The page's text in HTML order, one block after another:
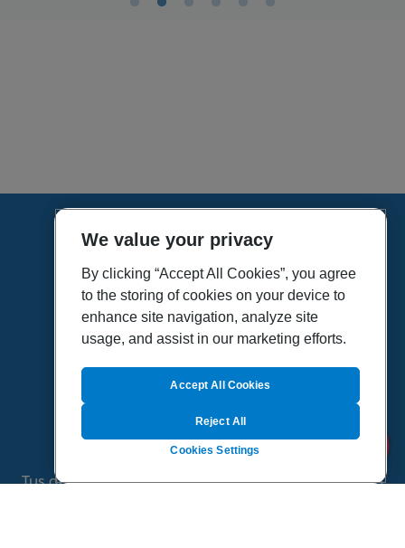
HOME
VÍDEOS
POLÍTICA DE PRIVACIDAD
POLÍTICA DE COOKIES
MAPA DEL SITIO
QUIENES SOMOS
Tus dudas de salud es un proyecto de Sanitas, todo
We value your privacy
By clicking “Accept All Cookies”, you agree
to the storing of cookies on your device to
enhance site navigation, analyze site
usage, and assist in our marketing efforts.
Cookies Settings
Reject All
Accept All Cookies